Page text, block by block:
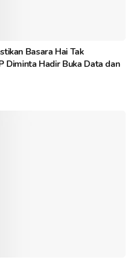
Basara Hai Tak
Diminta Hadir Buka Data dan